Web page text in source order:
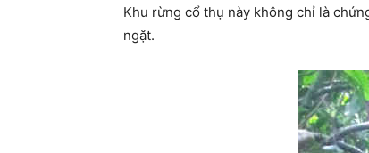
Khu rừng cổ thụ này không chỉ là
ngặt.